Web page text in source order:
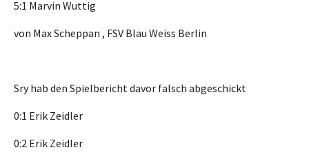
5:1 Marvin Wuttig
von Max Scheppan , FSV Blau Weiss Berlin
Sry hab den Spielbericht davor falsch abgeschickt
0:1 Erik Zeidler
0:2 Erik Zeidler